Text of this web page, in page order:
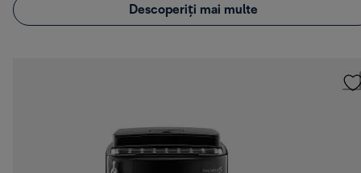
Descoperiți mai multe